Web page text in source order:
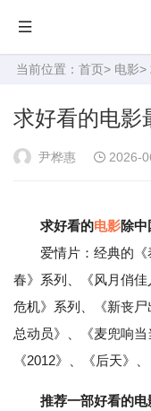
当前位置： 首页> 电影>
求好看的电影
尹桦惠 2026-
求好看的电影除
爱情片：经典的《
春》系列、《风月俏
危机》系列、《新丧
总动员》、《麦兜响
《2012》、《后天》
推荐一部好看的